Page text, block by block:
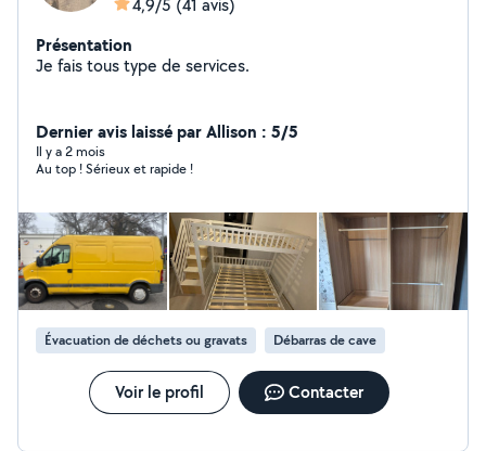
4,9/5 (41 avis)
Présentation
Je fais tous type de services.
Dernier avis laissé par Allison : 5/5
Il y a 2 mois
Au top ! Sérieux et rapide !
Évacuation de déchets ou gravats Débarras de cave
Voir le profil Contacter